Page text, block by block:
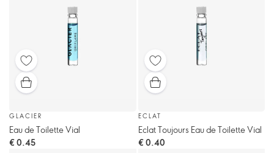
GLACIER
Eau de Toilette Vial
€ 0.45
ECLAT
Eclat Toujours Eau de Toilette Vial
€ 0.40